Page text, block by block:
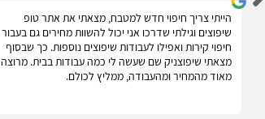
הייתי צריך חיפוי חדש למטבח, מצאתי את אתר טופ
שיפוצים וגילתי שדרכו אני יכול להשוות מחירים גם בעבור
חיפוי קירות ואפילו לעבודות שיפוצים נוספות. כך שבסוף
מצאתי שיפוצניק שם שעשה לי כמה עבודות בבית. מרוצה
מאוד מהמחיר ומהעבודה, ממליץ לכולם.